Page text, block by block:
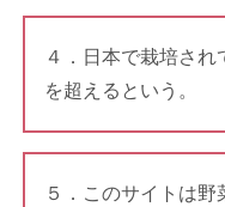
４．日本で栽培さ
を超えるという。
５．このサイトは